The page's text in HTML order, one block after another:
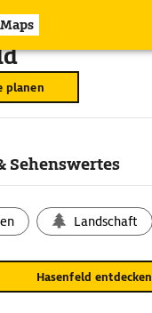
Maps
planen
Sehenswertes
Landschaft
Hasenfeld entdecken